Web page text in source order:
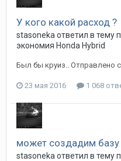
У кого какой расход ?
stasoneka ответил в тему
экономия Honda Hybrid
Был бы круиз.. Отправлено
23 мая 2016 1 068
может создадим базу
stasoneka ответил в тему